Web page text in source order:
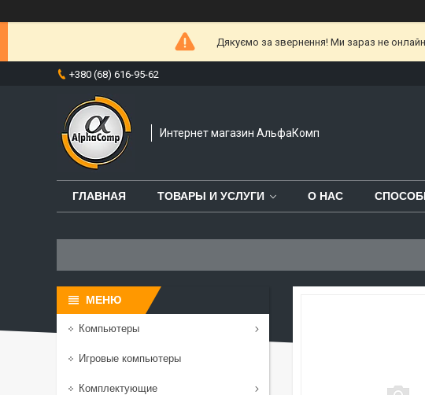
Дякуємо за звернення! Ми зараз не
+380 (68) 616-95-62
Интернет магазин АльфаКомп
ГЛАВНАЯ ТОВАРЫ И УСЛУГИ О НАС
Компьютеры
Игровые компьютеры
Комплектующие